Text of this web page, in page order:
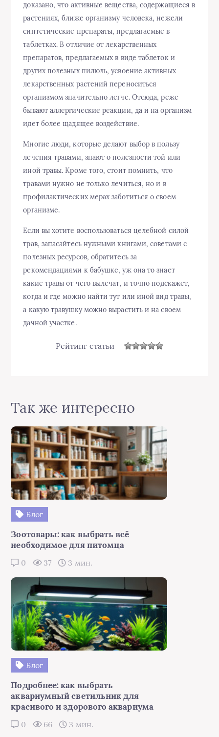
доказано, что активные вещества, содержащиеся в
растениях, ближе организму человека, нежели
синтетические препараты, предлагаемые в
таблетках. В отличие от лекарственных
препаратов, предлагаемых в виде таблеток и
других полезных пилюль, усвоение активных
лекарственных растений переноситься
организмом значительно легче. Отсюда, реже
бывают аллергические реакции, да и на организм
идет более щадящее воздействие.
Многие люди, которые делают выбор в пользу
лечения травами, знают о полезности той или
иной травы. Кроме того, стоит помнить, что
травами нужно не только лечиться, но и в
профилактических мерах заботиться о своем
организме.
Если вы хотите воспользоваться целебной силой
трав, запасайтесь нужными книгами, советами с
полезных ресурсов, обратитесь за
рекомендациями к бабушке, уж она то знает
какие травы от чего вылечат, и точно подскажет,
когда и где можно найти тут или иной вид травы,
а какую травушку можно вырастить и на своем
дачной участке.
Рейтинг статьи
Так же интересно
Блог
Зоотовары: как выбрать всё
необходимое для питомца
0 37 3 мин.
Блог
Подробнее: как выбрать
аквариумный светильник для
красивого и здорового аквариума
0 66 3 мин.